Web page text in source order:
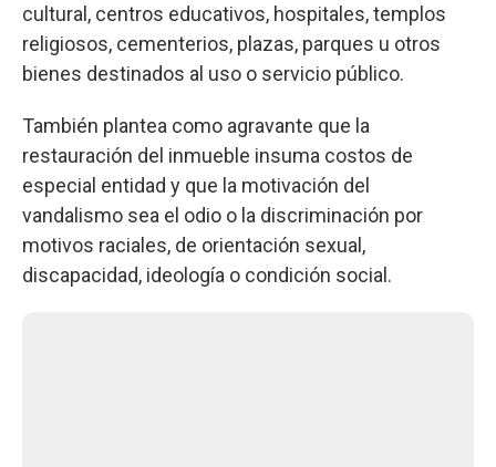
cultural, centros educativos, hospitales, templos
religiosos, cementerios, plazas, parques u otros
bienes destinados al uso o servicio público.
También plantea como agravante que la
restauración del inmueble insuma costos de
especial entidad y que la motivación del
vandalismo sea el odio o la discriminación por
motivos raciales, de orientación sexual,
discapacidad, ideología o condición social.